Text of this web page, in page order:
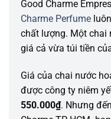
Good Charme
Charme Perfume
chất lượng. Một chai
giá cả vừa túi tiền
Giá của chai nước
được công ty niêm
550.000₫. Nhưng